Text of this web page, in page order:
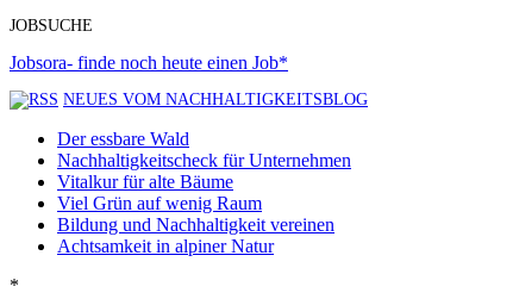
JOBSUCHE
Jobsora- finde noch heute einen Job*
NEUES VOM NACHHALTIGKEITSBLOG
Der essbare Wald
Nachhaltigkeitscheck für Unternehmen
Vitalkur für alte Bäume
Viel Grün auf wenig Raum
Bildung und Nachhaltigkeit vereinen
Achtsamkeit in alpiner Natur
*